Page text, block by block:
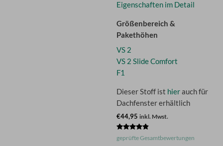
Eigenschaften im Detail
Größenbereich &
Pakethöhen
VS 2
VS 2 Slide Comfort
F1
Dieser Stoff ist hierauch für
Dachfenster erhältlich
€44,95 inkl. Mwst.
Bewertet
mit
geprüfte Gesamtbewertungen